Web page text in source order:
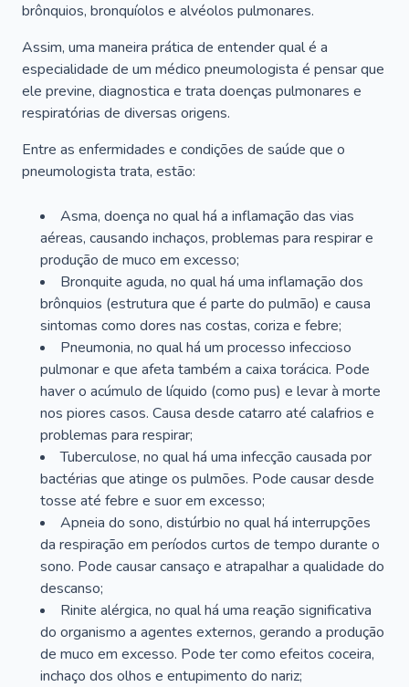
brônquios, bronquíolos e alvéolos pulmonares.
Assim, uma maneira prática de entender qual é a
especialidade de um médico pneumologista é pensar que
ele previne, diagnostica e trata doenças pulmonares e
respiratórias de diversas origens.
Entre as enfermidades e condições de saúde que o
pneumologista trata, estão:
Asma, doença no qual há a inflamação das vias
aéreas, causando inchaços, problemas para respirar e
produção de muco em excesso;
Bronquite aguda, no qual há uma inflamação dos
brônquios (estrutura que é parte do pulmão) e causa
sintomas como dores nas costas, coriza e febre;
Pneumonia, no qual há um processo infeccioso
pulmonar e que afeta também a caixa torácica. Pode
haver o acúmulo de líquido (como pus) e levar à morte
nos piores casos. Causa desde catarro até calafrios e
problemas para respirar;
Tuberculose, no qual há uma infecção causada por
bactérias que atinge os pulmões. Pode causar desde
tosse até febre e suor em excesso;
Apneia do sono, distúrbio no qual há interrupções
da respiração em períodos curtos de tempo durante o
sono. Pode causar cansaço e atrapalhar a qualidade do
descanso;
Rinite alérgica, no qual há uma reação significativa
do organismo a agentes externos, gerando a produção
de muco em excesso. Pode ter como efeitos coceira,
inchaço dos olhos e entupimento do nariz;